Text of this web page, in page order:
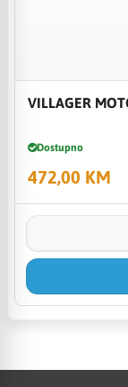
VILLAGER
Dostupno
472,00 KM